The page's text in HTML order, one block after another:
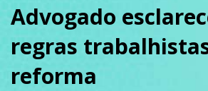
SOBRE
NOTÍCIAS
Advogado
regras
reforma